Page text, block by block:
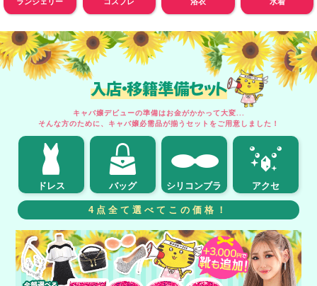
入店・移籍準備セット
キャバ嬢デビューの準備はお金がかかって大変...
そんな方のために、キャバ嬢必需品が揃うセットをご用意しました！
ドレス バッグ シリコンブラ アクセ
4点全て選べてこの価格！